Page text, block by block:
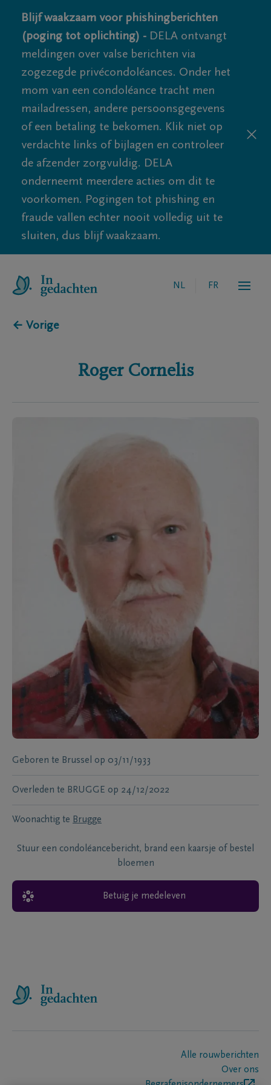
Blijf waakzaam voor phishingberichten
(poging tot oplichting) - DELA ontvangt
meldingen over valse berichten via
zogezegde privécondoléances. Onder het
mom van een condoléance tracht men
mailadressen, andere persoonsgegevens
of een betaling te bekomen. Klik niet op
verdachte links of bijlagen en controleer
de afzender zorgvuldig. DELA
onderneemt meerdere acties om dit te
voorkomen. Pogingen tot phishing en
fraude vallen echter nooit volledig uit te
sluiten, dus blijf waakzaam.
NL FR
← Vorige
Roger Cornelis
Geboren te Brussel op 03/11/1933
Overleden te BRUGGE op 24/12/2022
Woonachtig te Brugge
Stuur een condoléancebericht, brand een kaarsje of bestel
bloemen
Betuig je medeleven
Alle rouwberichten
Over ons